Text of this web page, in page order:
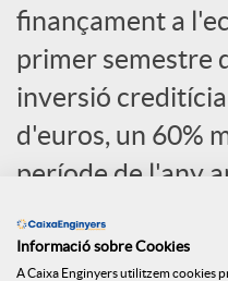
o
c
i
a
finançament a
primer semestre
inversió
d'euros, un 60%
període de l'any
Informació sobre Cookies
A Caixa Enginyers utilitzem cookies